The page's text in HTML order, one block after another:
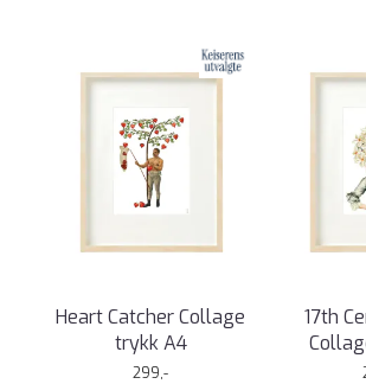
Heart Catcher Collage
trykk A4
299,-
17th